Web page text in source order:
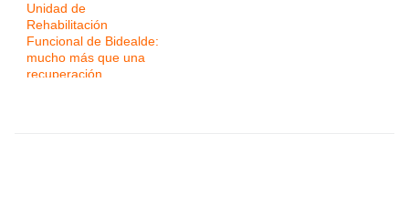
Unidad de
Rehabilitación
Funcional de Bidealde:
mucho más que una
recuperación